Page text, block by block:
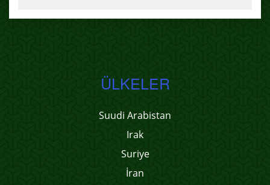
ÜLKELER
Suudi Arabistan
Irak
Suriye
İran